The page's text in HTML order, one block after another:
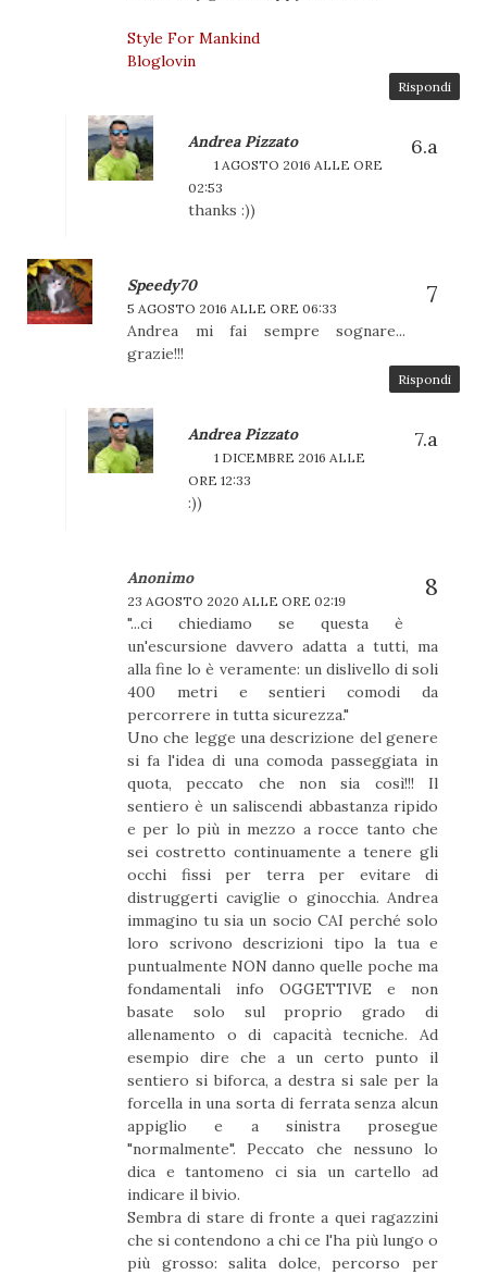
Style For Mankind
Bloglovin
Rispondi
Andrea Pizzato
1 AGOSTO 2016 ALLE ORE
02:53
thanks :))
Speedy70
5 AGOSTO 2016 ALLE ORE 06:33
Andrea mi fai sempre sognare...
grazie!!!
Rispondi
Andrea Pizzato
1 DICEMBRE 2016 ALLE
ORE 12:33
:))
Anonimo
23 AGOSTO 2020 ALLE ORE 02:19
"...ci chiediamo se questa è
un'escursione davvero adatta a tutti, ma
alla fine lo è veramente: un dislivello di soli
400 metri e sentieri comodi da
percorrere in tutta sicurezza."
Uno che legge una descrizione del genere
si fa l'idea di una comoda passeggiata in
quota, peccato che non sia così!!! Il
sentiero è un saliscendi abbastanza ripido
e per lo più in mezzo a rocce tanto che
sei costretto continuamente a tenere gli
occhi fissi per terra per evitare di
distruggerti caviglie o ginocchia. Andrea
immagino tu sia un socio CAI perché solo
loro scrivono descrizioni tipo la tua e
puntualmente NON danno quelle poche ma
fondamentali info OGGETTIVE e non
basate solo sul proprio grado di
allenamento o di capacità tecniche. Ad
esempio dire che a un certo punto il
sentiero si biforca, a destra si sale per la
forcella in una sorta di ferrata senza alcun
appiglio e a sinistra prosegue
"normalmente". Peccato che nessuno lo
dica e tantomeno ci sia un cartello ad
indicare il bivio.
Sembra di stare di fronte a quei ragazzini
che si contendono a chi ce l'ha più lungo o
più grosso: salita dolce, percorso per